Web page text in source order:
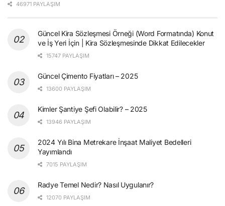
46971 PAYLAŞIM
Güncel Kira Sözleşmesi Örneği (Word Formatında) Konut
ve İş Yeri İçin | Kira Sözleşmesinde Dikkat Edilecekler
15747 PAYLAŞIM
Güncel Çimento Fiyatları – 2025
13600 PAYLAŞIM
Kimler Şantiye Şefi Olabilir? – 2025
13946 PAYLAŞIM
2024 Yılı Bina Metrekare İnşaat Maliyet Bedelleri
Yayımlandı
7015 PAYLAŞIM
Radye Temel Nedir? Nasıl Uygulanır?
12070 PAYLAŞIM